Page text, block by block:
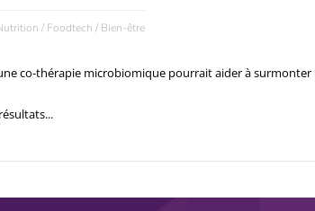
/ Foodtech / Bien-être
co-thérapie microbiomique pourrait aider à surmonter